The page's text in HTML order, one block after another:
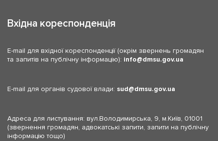
Вхідна кореспонденція
E-mail для вхідної кореспонденції (окрім звернень громадян
та запитів на публічну інформацію): info dmsu.gov.ua
E-mail для органів судової влади: sud dmsu.gov.ua
Адреса для листування: вул.Володимирська, 9, м.Київ, 01001
(звернення громадян, адвокатські запити, запити на публічну
інформацію тощо)